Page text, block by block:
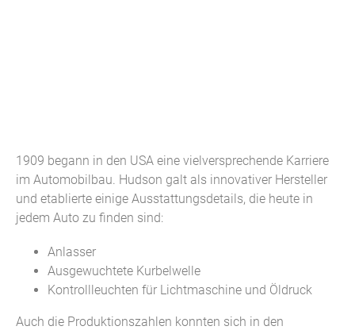
1909 begann in den USA eine vielversprechende Karriere
im Automobilbau. Hudson galt als innovativer Hersteller
und etablierte einige Ausstattungsdetails, die heute in
jedem Auto zu finden sind:
Anlasser
Ausgewuchtete Kurbelwelle
Kontrollleuchten für Lichtmaschine und Öldruck
Auch die Produktionszahlen konnten sich in den